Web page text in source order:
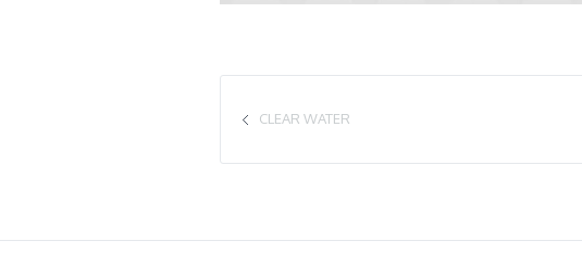
CLEAR WATER